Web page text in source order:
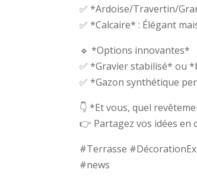
✅ *Ardoise/Travertin/
✅ *Calcaire* : Élégant
🔹 *Options innovantes*
✅ *Gravier stabilisé* ou
✅ *Gazon synthétique
👇 *Et vous, quel
👉 Partagez vos idées en
#Terrasse
#news